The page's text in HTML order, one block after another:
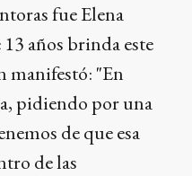
fue Elena
años brinda este
manifestó: "En
pidiendo por una
de que esa
de las